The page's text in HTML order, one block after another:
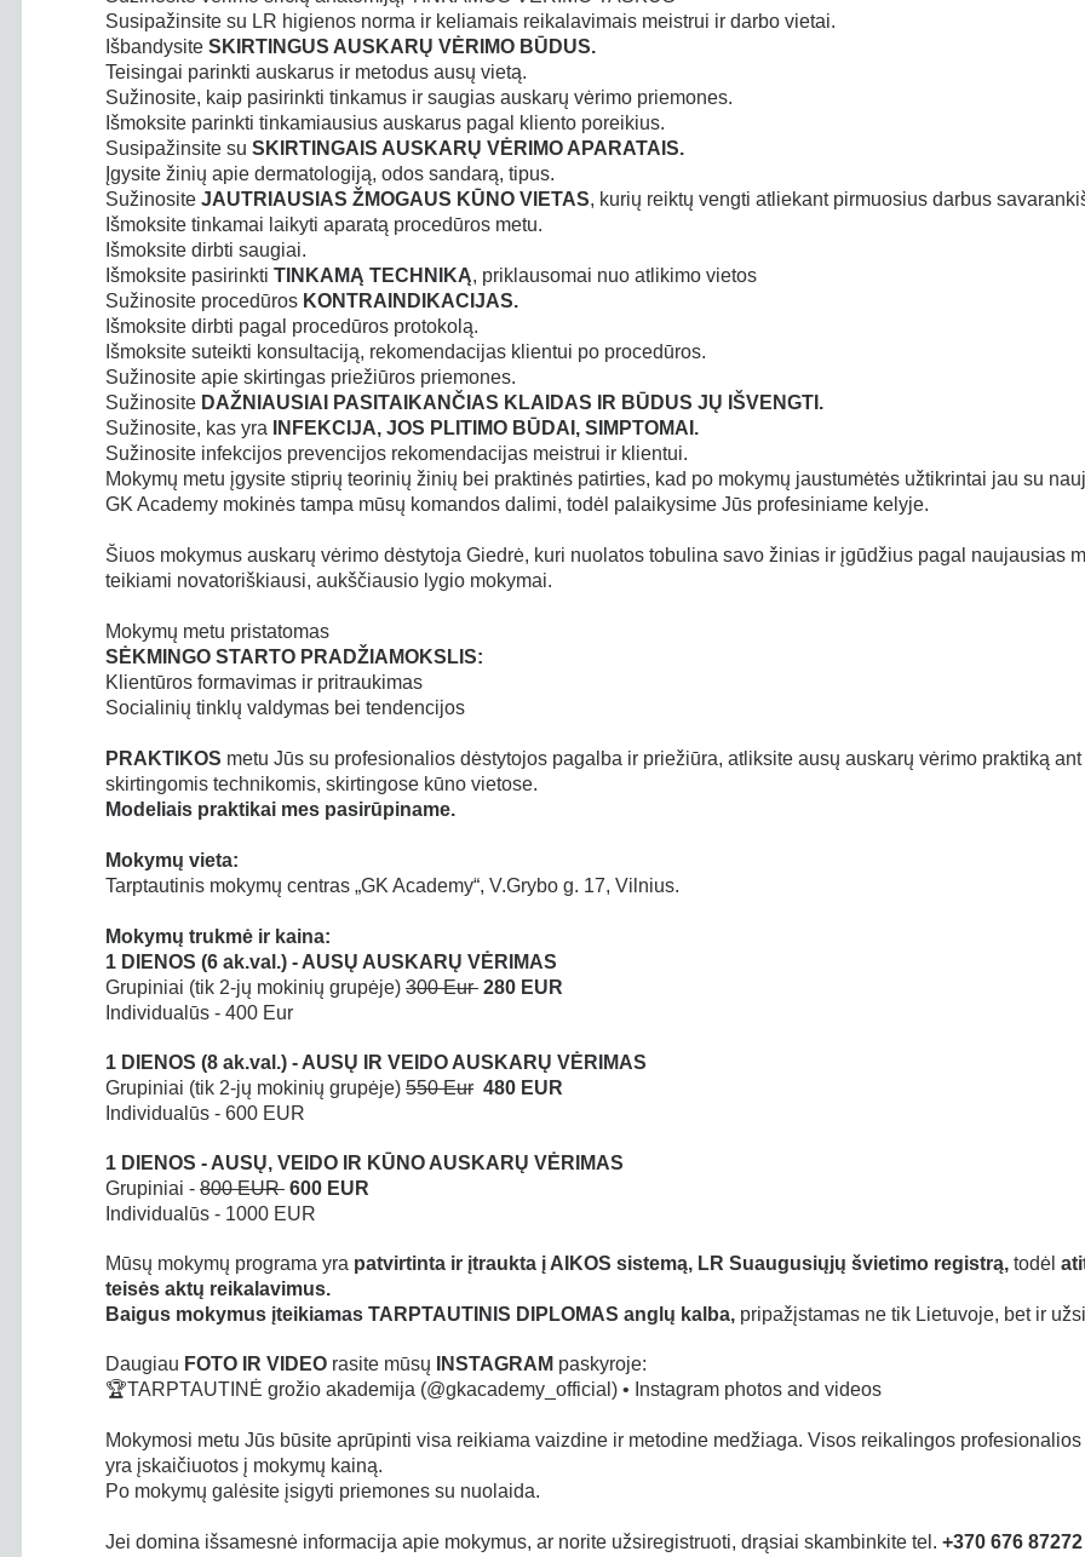
Susipažinsite su LR higienos norma ir keliamais reikalavimais meistrui ir darbo vietai.
Išbandysite SKIRTINGUS AUSKARŲ VĖRIMO BŪDUS.
Teisingai parinkti auskarus ir metodus ausų vietą.
Sužinosite, kaip pasirinkti tinkamus ir saugias auskarų vėrimo priemones.
Išmoksite parinkti tinkamiausius auskarus pagal kliento poreikius.
Susipažinsite su SKIRTINGAIS AUSKARŲ VĖRIMO APARATAIS.
Įgysite žinių apie dermatologiją, odos sandarą, tipus.
Sužinosite JAUTRIAUSIAS ŽMOGAUS KŪNO VIETAS, kurių reiktų vengti atliekant pirmuosius darbus
Išmoksite tinkamai laikyti aparatą procedūros metu.
Išmoksite dirbti saugiai.
Išmoksite pasirinkti TINKAMĄ TECHNIKĄ, priklausomai nuo atlikimo vietos
Sužinosite procedūros KONTRAINDIKACIJAS.
Išmoksite dirbti pagal procedūros protokolą.
Išmoksite suteikti konsultaciją, rekomendacijas klientui po procedūros.
Sužinosite apie skirtingas priežiūros priemones.
Sužinosite DAŽNIAUSIAI PASITAIKANČIAS KLAIDAS IR BŪDUS JŲ IŠVENGTI.
Sužinosite, kas yra
INFEKCIJA, JOS PLITIMO BŪDAI, SIMPTOMAI.
Sužinosite infekcijos prevencijos rekomendacijas meistrui ir klientui.
Mokymų metu įgysite stiprių teorinių žinių bei praktinės patirties, kad po mokymų jaustumėtės užtikrintai jau su
GK Academy mokinės tampa mūsų komandos dalimi, todėl palaikysime Jūs profesiniame kelyje.
Šiuos mokymus auskarų vėrimo dėstytoja Giedrė, kuri nuolatos tobulina savo žinias ir įgūdžius pagal naujausias
teikiami novatoriškiausi, aukščiausio lygio mokymai.
Mokymų metu pristatomas
SĖKMINGO STARTO PRADŽIAMOKSLIS:
Klientūros formavimas ir pritraukimas
Socialinių tinklų valdymas bei tendencijos
PRAKTIKOS metu Jūs su profesionalios dėstytojos pagalba ir priežiūra, atliksite ausų auskarų vėrimo praktiką
skirtingomis technikomis, skirtingose kūno vietose.
Modeliais praktikai mes pasirūpiname.
Mokymų vieta:
Tarptautinis mokymų centras „GK Academy“, V.Grybo g. 17, Vilnius.
Mokymų trukmė ir kaina:
1 DIENOS (6 ak.val.) - AUSŲ AUSKARŲ VĖRIMAS
Grupiniai (tik 2-jų mokinių grupėje) 300 Eur 280 EUR
Individualūs - 400 Eur
1 DIENOS (8 ak.val.) - AUSŲ IR VEIDO AUSKARŲ VĖRIMAS
Grupiniai (tik 2-jų mokinių grupėje) 550 Eur 480 EUR
Individualūs - 600 EUR
1 DIENOS - AUSŲ, VEIDO IR KŪNO AUSKARŲ VĖRIMAS
Grupiniai - 800 EUR 600 EUR
Individualūs - 1000 EUR
Mūsų mokymų programa yra patvirtinta ir įtraukta į AIKOS sistemą, LR Suaugusiųjų švietimo registrą, todėl
teisės aktų reikalavimus.
Baigus mokymus įteikiamas TARPTAUTINIS DIPLOMAS anglų kalba, pripažįstamas ne tik Lietuvoje, bet ir
Daugiau FOTO IR VIDEO rasite mūsų INSTAGRAM paskyroje:
🏆TARPTAUTINĖ grožio akademija (@gkacademy_official) • Instagram photos and videos
Mokymosi metu Jūs būsite aprūpinti visa reikiama vaizdine ir metodine medžiaga. Visos reikalingos
yra įskaičiuotos į mokymų kainą.
Po mokymų galėsite įsigyti priemones su nuolaida.
Jei domina išsamesnė informacija apie mokymus, ar norite užsiregistruoti, drąsiai skambinkite tel. +370 676 87272